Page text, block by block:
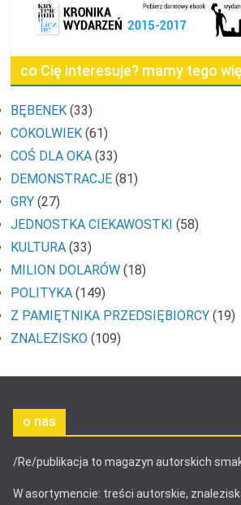
co Cię interesuje? mamy tego
BĘBENEK (33)
COKOLWIEK (61)
COŚ DLA OKA (33)
DEMONSTRACJE (81)
GRY (27)
JEDNOSTKA CIEKAWOSTKI (58)
KULTURA (33)
MILION DOLARÓW (18)
POLITYKA (149)
Z PAMIĘTNIKA PRZEDSIĘBIORCY (19)
ZNALEZISKO (109)
o nas
/Re/publikacja to magazyn autorskich
W asortymencie: treści autorskie,